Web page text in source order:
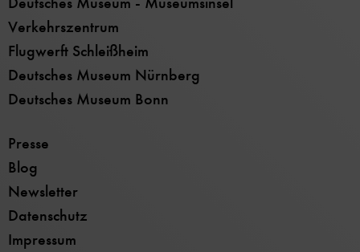
Verkehrszentrum
Flugwerft Schleißheim
Deutsches Museum Nürnberg
Deutsches Museum Bonn
Presse
Blog
Newsletter
Datenschutz
Impressum